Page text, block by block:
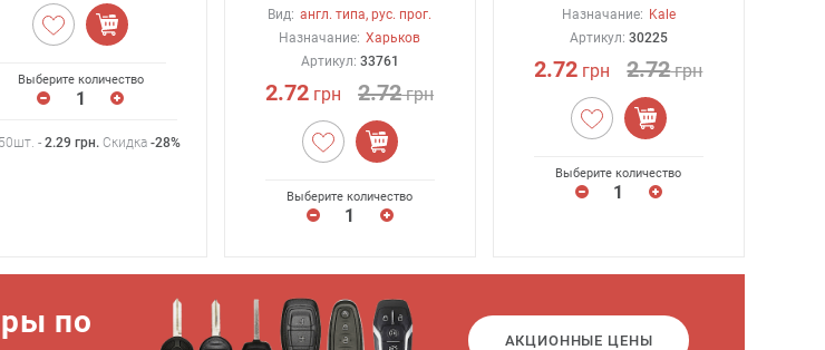
Выберите количество
-2.29 грн. Скидка-28%
Вид: англ. типа, рус. прог.
Назначание: Харьков
Артикул: 33761
2.72 грн 2.72грн
Выберите количество
Назначание: Kale
Артикул: 30225
2.72 грн 2.72грн
Выберите количество
по
АКЦИОННЫЕ ЦЕНЫ